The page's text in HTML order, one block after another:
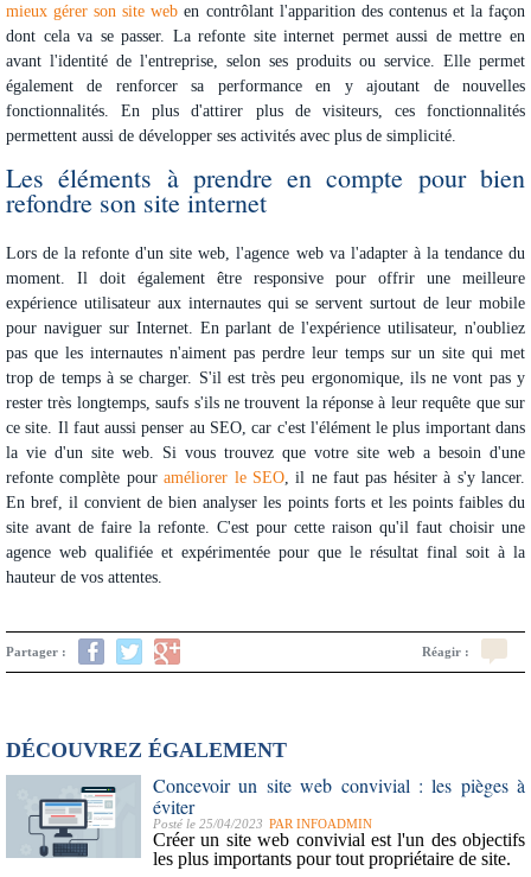
mieux gérer son site web en contrôlant l'apparition des contenus et la façon
dont cela va se passer. La refonte site internet permet aussi de mettre en
avant l'identité de l'entreprise, selon ses produits ou service. Elle permet
également de renforcer sa performance en y ajoutant de nouvelles
fonctionnalités. En plus d'attirer plus de visiteurs, ces fonctionnalités
permettent aussi de développer ses activités avec plus de simplicité.
Les éléments à prendre en compte pour bien
refondre son site internet
Lors de la refonte d'un site web, l'agence web va l'adapter à la tendance du
moment. Il doit également être responsive pour offrir une meilleure
expérience utilisateur aux internautes qui se servent surtout de leur mobile
pour naviguer sur Internet. En parlant de l'expérience utilisateur, n'oubliez
pas que les internautes n'aiment pas perdre leur temps sur un site qui met
trop de temps à se charger. S'il est très peu ergonomique, ils ne vont pas y
rester très longtemps, saufs s'ils ne trouvent la réponse à leur requête que sur
ce site. Il faut aussi penser au SEO, car c'est l'élément le plus important dans
la vie d'un site web. Si vous trouvez que votre site web a besoin d'une
refonte complète pouraméliorer le SEO, il ne faut pas hésiter à s'y lancer.
En bref, il convient de bien analyser les points forts et les points faibles du
site avant de faire la refonte. C'est pour cette raison qu'il faut choisir une
agence web qualifiée et expérimentée pour que le résultat final soit à la
hauteur de vos attentes.
Partager : Réagir :
DÉCOUVREZ ÉGALEMENT
Concevoir un site web convivial : les pièges à
éviter
Posté le 25/04/2023 PAR INFOADMIN
Créer un site web convivial est l'un des objectifs
les plus importants pour tout propriétaire de site.